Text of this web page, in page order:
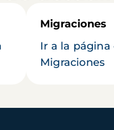
Migraciones
Ir a la página
Migraciones